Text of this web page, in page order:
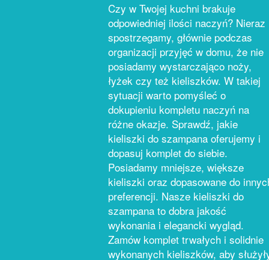
Czy w Twojej kuchni brakuje
odpowiedniej ilości naczyń? Nieraz
spostrzegamy, głównie podczas
organizacji przyjęć w domu, że nie
posiadamy wystarczająco noży,
łyżek czy też kieliszków. W takiej
sytuacji warto pomyśleć o
dokupieniu kompletu naczyń na
różne okazje. Sprawdź, jakie
kieliszki do szampana oferujemy i
dopasuj komplet do siebie.
Posiadamy mniejsze, większe
kieliszki oraz dopasowane do
preferencji. Nasze kieliszki do
szampana to dobra jakość
wykonania i elegancki wygląd.
Zamów komplet trwałych i solidnie
wykonanych kieliszków, aby